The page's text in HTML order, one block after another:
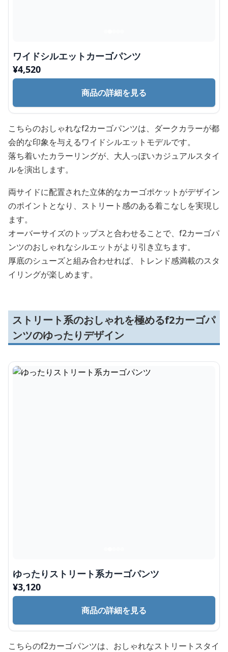
ワイドシルエットカーゴパンツ
¥4,520
商品の詳細を見る
こちらのおしゃれなf2カーゴパンツは、ダークカラーが都
会的な印象を与えるワイドシルエットモデルです。
落ち着いたカラーリングが、大人っぽいカジュアルスタイ
ルを演出します。
両サイドに配置された立体的なカーゴポケットがデザイン
のポイントとなり、ストリート感のある着こなしを実現し
ます。
オーバーサイズのトップスと合わせることで、f2カーゴパ
ンツのおしゃれなシルエットがより引き立ちます。
厚底のシューズと組み合わせれば、トレンド感満載のスタ
イリングが楽しめます。
ストリート系のおしゃれを極めるf2カーゴパ
ンツのゆったりデザイン
ゆったりストリート系カーゴパンツ
¥3,120
商品の詳細を見る
こちらのf2カーゴパンツは、おしゃれなストリートスタイ